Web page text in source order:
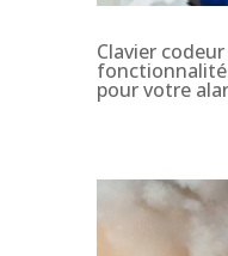
Clavier
pour votre